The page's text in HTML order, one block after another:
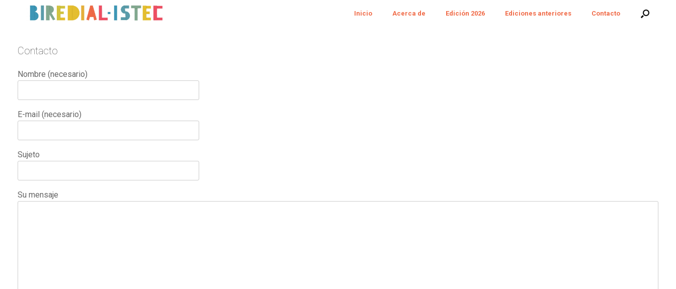
Inicio Acerca de Edición 2026 Ediciones anteriores Contacto
Contacto
Nombre (necesario)
E-mail (necesario)
Sujeto
Su mensaje